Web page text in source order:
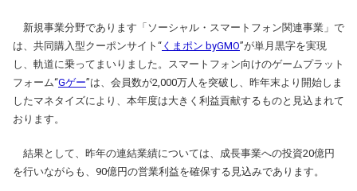
新規事業分野であります「ソーシャル・スマートフォン関連事業」で
は、共同購入型クーポンサイト“ くまポン byGMO”が単月黒字を実現
し、軌道に乗ってまいりました。スマートフォン向けのゲームプラット
フォーム“Gゲー”は、会員数が2,000万人を突破し、昨年末より開始しま
したマネタイズにより、本年度は大きく利益貢献するものと見込まれて
おります。
結果として、昨年の連結業績については、成長事業への投資20億円
を行いながらも、90億円の営業利益を確保する見込みであります。